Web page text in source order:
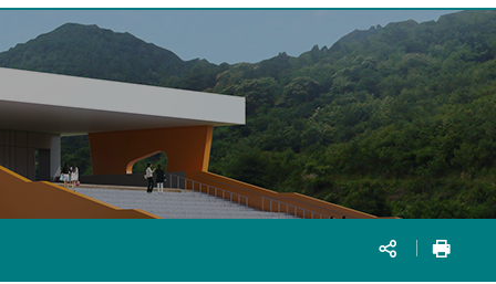
램
바
로
가
기
로
가
기
합
검
색
열
기
체
메
뉴
SNS